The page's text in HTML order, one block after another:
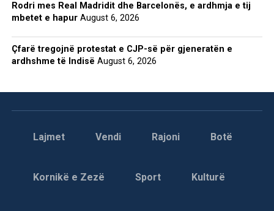
Rodri mes Real Madridit dhe Barcelonës, e ardhmja e tij
mbetet e hapur August 6, 2026
Çfarë tregojnë protestat e CJP-së për gjeneratën e
ardhshme të Indisë August 6, 2026
Lajmet Vendi Rajoni Botë
Kornikë e Zezë Sport Kulturë